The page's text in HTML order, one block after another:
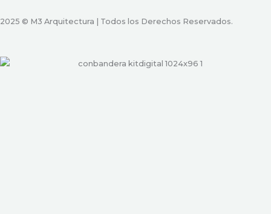
2025 © M3 Arquitectura | Todos los Derechos Reservados.